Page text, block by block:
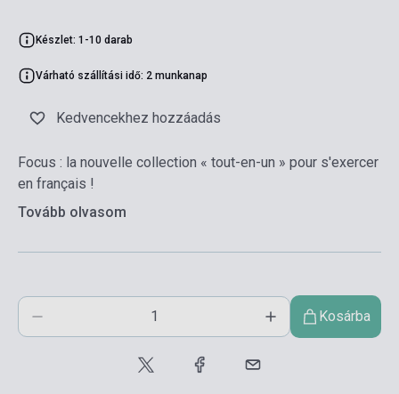
Készlet: 1-10 darab
Várható szállítási idő: 2 munkanap
Kedvencekhez hozzáadás
Focus : la nouvelle collection « tout-en-un » pour s'exercer
en français !
Tovább olvasom
Kosárba